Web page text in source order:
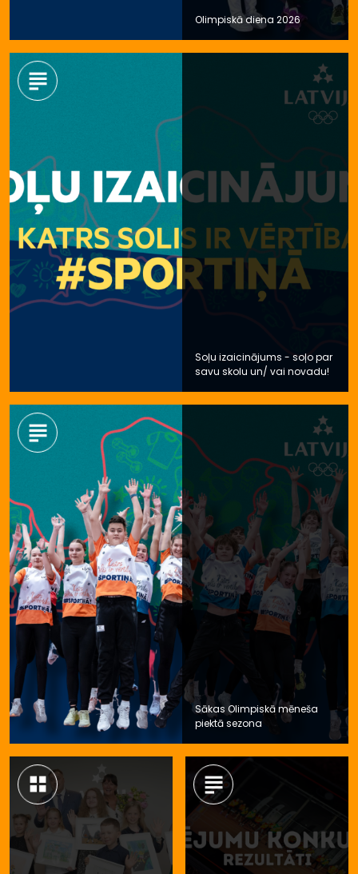
Olimpiskā diena 2026
Soļu izaicinājums - soļo par
savu skolu un/ vai novadu!
Sākas Olimpiskā mēneša
piektā sezona